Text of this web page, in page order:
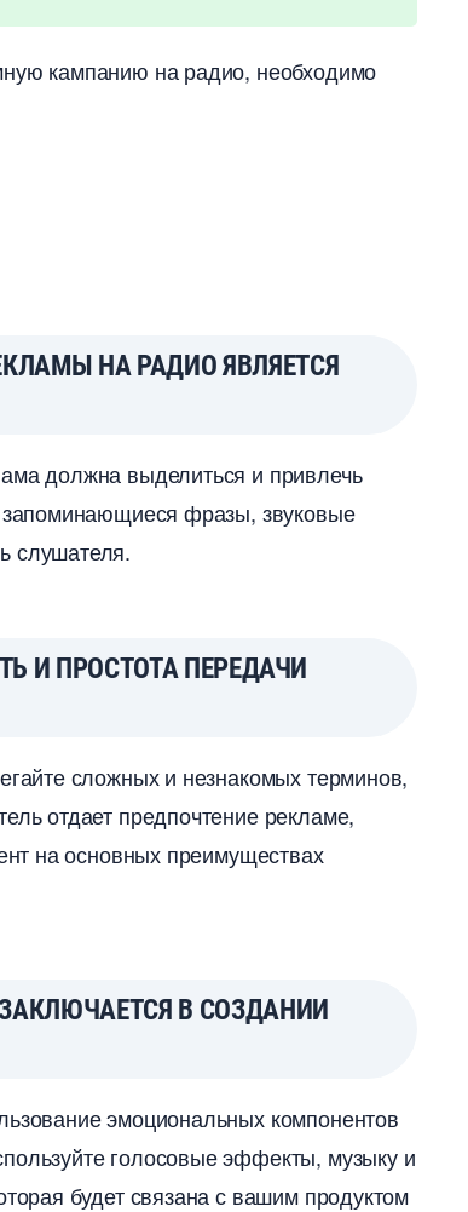
кампанию на радио, необходимо
НА РАДИО ЯВЛЯЕТСЯ
должна выделиться и привлечь
фразы, звуковые
слушателя.
И ПРОСТОТА ПЕРЕДАЧИ
сложных и незнакомых терминов,
отдает предпочтение рекламе,
на основных преимуществах
В СОЗДАНИИ
эмоциональных компоненто
голосовые эффекты, музыку и
будет связана с вашим продуктом